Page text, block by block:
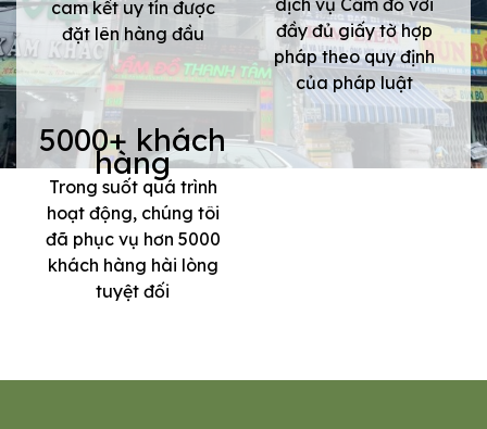
cam kết uy tín được
đặt lên hàng đầu
đầy đủ giấy tờ hợp
pháp theo quy định
của pháp luật
5000+ khách
hàng
Trong suốt quá trình
hoạt động, chúng tôi
đã phục vụ hơn 5000
khách hàng hài lòng
tuyệt đối